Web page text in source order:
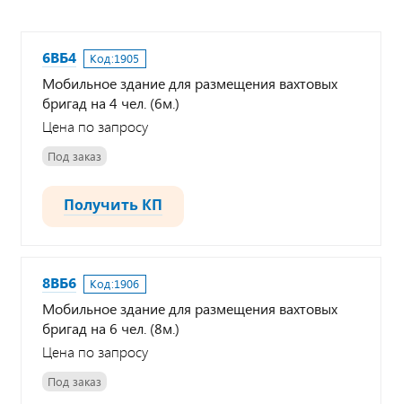
6ВБ4 Код:1905
Мобильное здание для размещения вахтовых
бригад на 4 чел. (6м.)
Цена по запросу
Под заказ
Получить КП
8ВБ6 Код:1906
Мобильное здание для размещения вахтовых
бригад на 6 чел. (8м.)
Цена по запросу
Под заказ